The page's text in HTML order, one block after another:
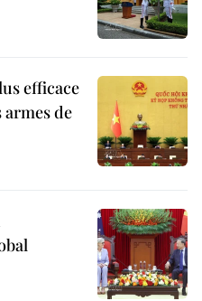
efficace
de